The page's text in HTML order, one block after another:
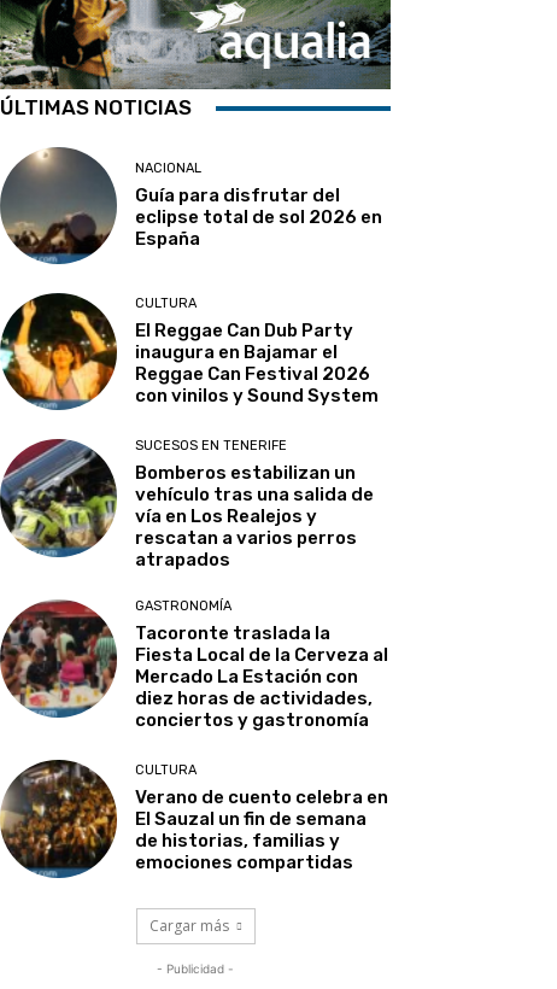
ÚLTIMAS NOTICIAS
NACIONAL
Guía para disfrutar del
eclipse total de sol 2026 en
España
CULTURA
El Reggae Can Dub Party
inaugura en Bajamar el
Reggae Can Festival 2026
con vinilos y Sound System
SUCESOS EN TENERIFE
Bomberos estabilizan un
vehículo tras una salida de
vía en Los Realejos y
rescatan a varios perros
atrapados
GASTRONOMÍA
Tacoronte traslada la
Fiesta Local de la Cerveza al
Mercado La Estación con
diez horas de actividades,
conciertos y gastronomía
CULTURA
Verano de cuento celebra en
El Sauzal un fin de semana
de historias, familias y
emociones compartidas
Cargar más
- Publicidad -